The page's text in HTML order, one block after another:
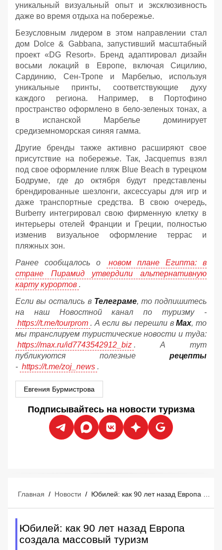
уникальный визуальный опыт и эксклюзивность
даже во время отдыха на побережье.
Безусловным лидером в этом направлении стал
дом Dolce & Gabbana, запустивший масштабный
проект «DG Resort». Бренд адаптировал дизайн
восьми локаций в Европе, включая Сицилию,
Сардинию, Сен-Тропе и Марбелью, используя
уникальные принты, соответствующие духу
каждого региона. Например, в Портофино
пространство оформлено в бело-зеленых тонах, а
в испанской Марбелье доминирует
средиземноморская синяя гамма.
Другие бренды также активно расширяют свое
присутствие на побережье. Так, Jacquemus взял
под свое оформление пляж Blue Beach в турецком
Бодруме, где до октября будут представлены
брендированные шезлонги, аксессуары для игр и
даже транспортные средства. В свою очередь,
Burberry интегрировал свою фирменную клетку в
интерьеры отелей Франции и Греции, полностью
изменив визуальное оформление террас и
пляжных зон.
Ранее сообщалось о
новом плане Египта: в
стране Пирамид утвердили альтернативную
карту курортов .
Если вы остались в Телеграме, то подпишитесь
на наш Новостной канал по туризму -
https://t.me/tourprom . А если вы перешли вМах, то
мы транслируем туристические новости и туда:
https://max.ru/id7743542912_biz . А тут
публикуются полезные рецепты
- https://t.me/zoj_news .
Евгения Бурмистрова
Подписывайтесь на новости туризма
Главная / Новости /
Юбилей: как 90 лет назад Европа
создала массовый туризм